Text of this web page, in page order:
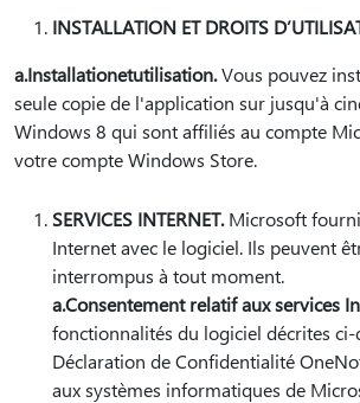
INSTALLATION ET DROITS
a.Installationetutilisation.Vous pouvez
seule copie de l'application sur jusqu'à
Windows 8 qui sont affiliés au compte
votre compte Windows Store.
SERVICES INTERNET.Microsoft
Internet avec le logiciel. Ils peuvent
interrompus à tout moment.
a.Consentement relatif aux services
fonctionnalités du logiciel décrites ci-
Déclaration de Confidentialité
aux systèmes informatiques de